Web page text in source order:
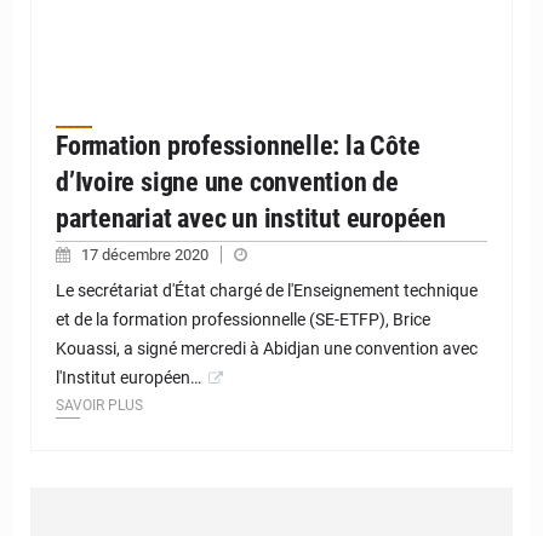
Formation professionnelle: la Côte
d’Ivoire signe une convention de
partenariat avec un institut européen
17 décembre 2020
Le secrétariat d'État chargé de l'Enseignement technique
et de la formation professionnelle (SE-ETFP), Brice
Kouassi, a signé mercredi à Abidjan une convention avec
l'Institut européen…
SAVOIR PLUS